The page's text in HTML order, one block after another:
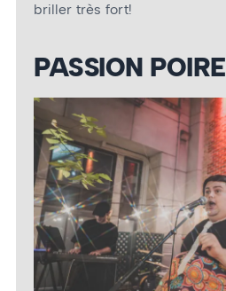
briller très fort!
PASSION POIRE